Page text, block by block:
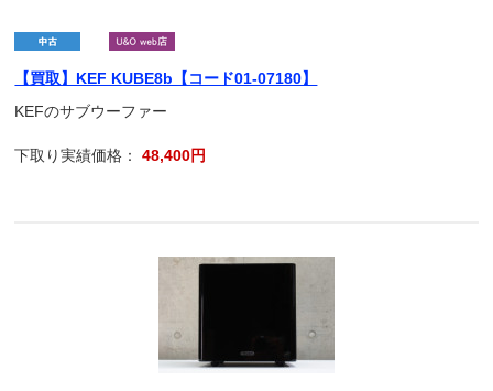
【買取】KEF KUBE8b【コード01-07180】
KEFのサブウーファー
下取り実績価格：48,400円